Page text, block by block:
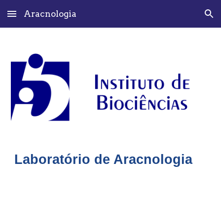
Skip to main content Skip to navigation
Aracnologia
Laboratório de Aracnologia